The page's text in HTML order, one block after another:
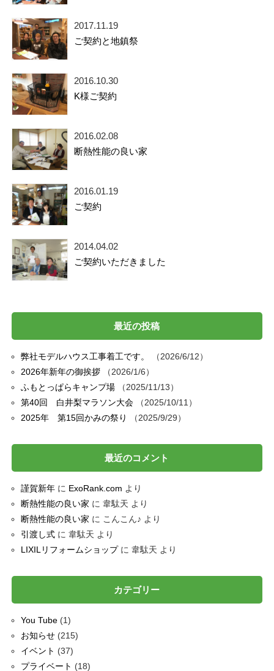
2017.11.19
ご契約と地鎮祭
2016.10.30
K様ご契約
2016.02.08
断熱性能の良い家
2016.01.19
ご契約
2014.04.02
ご契約いただきました
最近の投稿
弊社モデルハウス工事着工です。
2026/6/12
2026年新年の御挨拶
2026/1/6
ふもとっぱらキャンプ場
2025/11/13
第40回 白井梨マラソン大会
2025/10/11
2025年 第15回かみの祭り
2025/9/29
最近のコメント
謹賀新年に ExoRank.com より
断熱性能の良い家 に 韋駄天 より
断熱性能の良い家 に こんこん♪ より
引渡し式に 韋駄天 より
LIXILリフォームショップに 韋駄天 より
カテゴリー
You Tube(1)
お知らせ(215)
イベント (37)
プライベート (18)